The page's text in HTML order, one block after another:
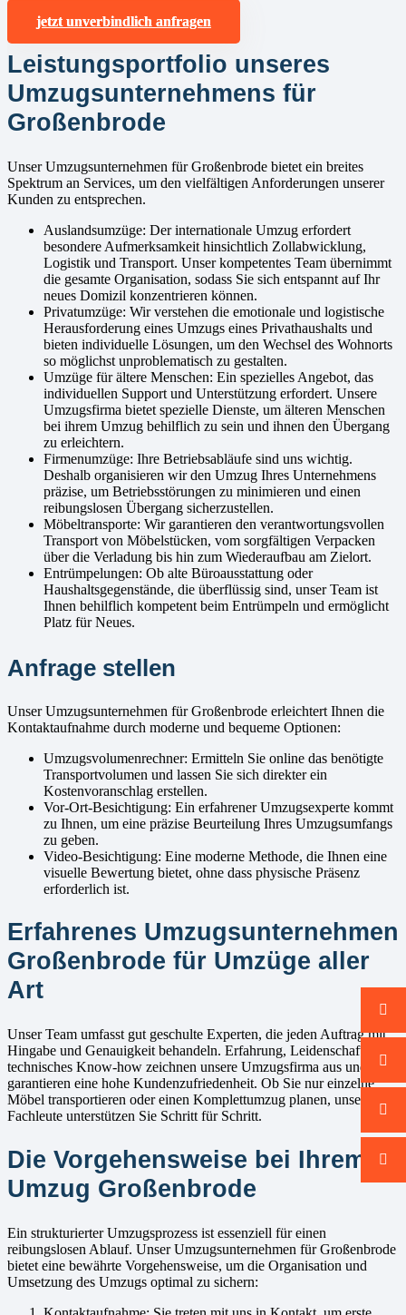
jetzt unverbindlich anfragen
Leistungsportfolio unseres
Umzugsunternehmens für
Großenbrode
Unser Umzugsunternehmen für Großenbrode bietet ein breites
Spektrum an Services, um den vielfältigen Anforderungen unserer
Kunden zu entsprechen.
Auslandsumzüge: Der internationale Umzug erfordert
besondere Aufmerksamkeit hinsichtlich Zollabwicklung,
Logistik und Transport. Unser kompetentes Team übernimmt
die gesamte Organisation, sodass Sie sich entspannt auf Ihr
neues Domizil konzentrieren können.
Privatumzüge: Wir verstehen die emotionale und logistische
Herausforderung eines Umzugs eines Privathaushalts und
bieten individuelle Lösungen, um den Wechsel des Wohnorts
so möglichst unproblematisch zu gestalten.
Umzüge für ältere Menschen: Ein spezielles Angebot, das
individuellen Support und Unterstützung erfordert. Unsere
Umzugsfirma bietet spezielle Dienste, um älteren Menschen
bei ihrem Umzug behilflich zu sein und ihnen den Übergang
zu erleichtern.
Firmenumzüge: Ihre Betriebsabläufe sind uns wichtig.
Deshalb organisieren wir den Umzug Ihres Unternehmens
präzise, um Betriebsstörungen zu minimieren und einen
reibungslosen Übergang sicherzustellen.
Möbeltransporte: Wir garantieren den verantwortungsvollen
Transport von Möbelstücken, vom sorgfältigen Verpacken
über die Verladung bis hin zum Wiederaufbau am Zielort.
Entrümpelungen: Ob alte Büroausstattung oder
Haushaltsgegenstände, die überflüssig sind, unser Team ist
Ihnen behilflich kompetent beim Entrümpeln und ermöglicht
Platz für Neues.
Anfrage stellen
Unser Umzugsunternehmen für Großenbrode erleichtert Ihnen die
Kontaktaufnahme durch moderne und bequeme Optionen:
Umzugsvolumenrechner: Ermitteln Sie online das benötigte
Transportvolumen und lassen Sie sich direkter ein
Kostenvoranschlag erstellen.
Vor-Ort-Besichtigung: Ein erfahrener Umzugsexperte kommt
zu Ihnen, um eine präzise Beurteilung Ihres Umzugsumfangs
zu geben.
Video-Besichtigung: Eine moderne Methode, die Ihnen eine
visuelle Bewertung bietet, ohne dass physische Präsenz
erforderlich ist.
Erfahrenes Umzugsunternehmen
Großenbrode für Umzüge aller
Art
Unser Team umfasst gut geschulte Experten, die jeden Auftrag mit
Hingabe und Genauigkeit behandeln. Erfahrung, Leidenschaft und
technisches Know-how zeichnen unsere Umzugsfirma aus und
garantieren eine hohe Kundenzufriedenheit. Ob Sie nur einzelne
Möbel transportieren oder einen Komplettumzug planen, unsere
Fachleute unterstützen Sie Schritt für Schritt.
Die Vorgehensweise bei Ihrem
Umzug Großenbrode
Ein strukturierter Umzugsprozess ist essenziell für einen
reibungslosen Ablauf. Unser Umzugsunternehmen für Großenbrode
bietet eine bewährte Vorgehensweise, um die Organisation und
Umsetzung des Umzugs optimal zu sichern: